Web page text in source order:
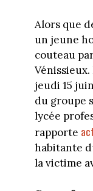
Alors que
un jeune
couteau
jeudi 15
du groupe
lycée
rapporte
habitante
la victime